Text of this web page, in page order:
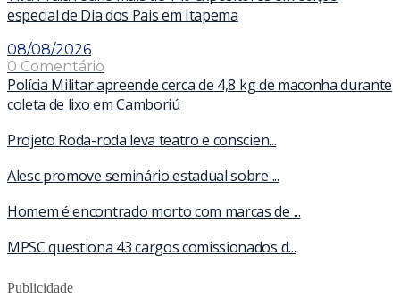
especial de Dia dos Pais em Itapema
08/08/2026
0 Comentário
Polícia Militar apreende cerca de 4,8 kg de maconha durante
coleta de lixo em Camboriú
Projeto Roda-roda leva teatro e conscien...
Alesc promove seminário estadual sobre ...
Homem é encontrado morto com marcas de ...
MPSC questiona 43 cargos comissionados d...
Publicidade